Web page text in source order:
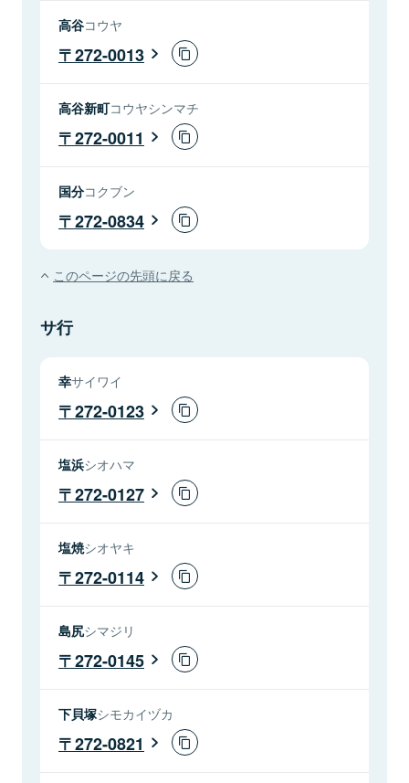
高谷コウヤ
272-0013
高谷新町コウヤシンマチ
272-0011
国分コクブン
272-0834
このページの先頭に戻る
サ行
幸サイワイ
272-0123
塩浜シオハマ
272-0127
塩焼シオヤキ
272-0114
島尻シマジリ
272-0145
下貝塚シモカイヅカ
272-0821